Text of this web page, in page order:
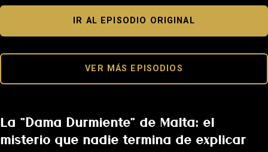
IR AL EPISODIO ORIGINAL
VER MÁS EPISODIOS
La “Dama Durmiente” de Malta: el
misterio que nadie termina de explicar